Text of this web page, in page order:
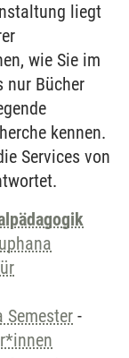
liegt
wie Sie im
nur Bücher
kennen.
Services von
Semester -